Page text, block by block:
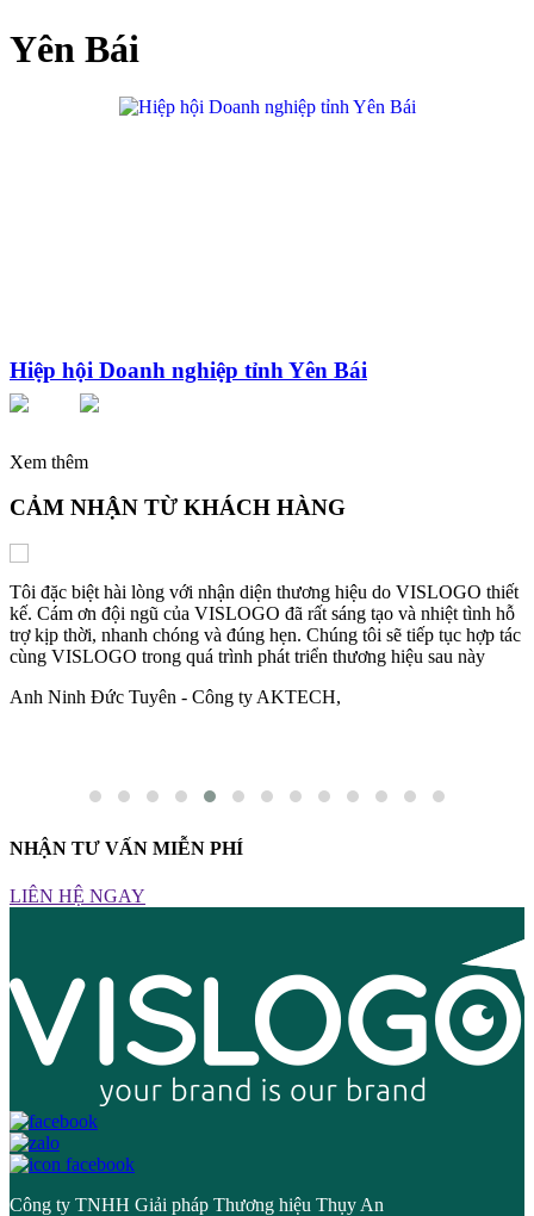
Yên Bái
Hiệp hội Doanh nghiệp tỉnh Yên Bái
Xem thêm
CẢM NHẬN TỪ KHÁCH HÀNG
Tôi đặc biệt hài lòng với nhận diện thương hiệu do VISLOGO thiết
kế. Cám ơn đội ngũ của VISLOGO đã rất sáng tạo và nhiệt tình hỗ
trợ kịp thời, nhanh chóng và đúng hẹn. Chúng tôi sẽ tiếp tục hợp tác
cùng VISLOGO trong quá trình phát triển thương hiệu sau này
Anh Ninh Đức Tuyên - Công ty AKTECH,
NHẬN TƯ VẤN MIỄN PHÍ
LIÊN HỆ NGAY
Công ty TNHH Giải pháp Thương hiệu Thụy An